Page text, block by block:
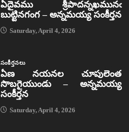
ఏదైవము శ్రీపాదన్నఖమునఁ
బుట్టినగంగ – అన్నమయ్య సంకీర్తన
Saturday, April 4, 2026
సంకీర్తనలు
ఏణ నయనల చూపులెంత
సొబగైయుండు – అన్నమయ్య
సంకీర్తన
Saturday, April 4, 2026